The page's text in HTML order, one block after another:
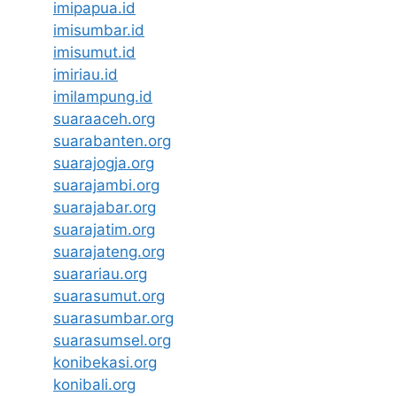
imipapua.id
imisumbar.id
imisumut.id
imiriau.id
imilampung.id
suaraaceh.org
suarabanten.org
suarajogja.org
suarajambi.org
suarajabar.org
suarajatim.org
suarajateng.org
suarariau.org
suarasumut.org
suarasumbar.org
suarasumsel.org
konibekasi.org
konibali.org